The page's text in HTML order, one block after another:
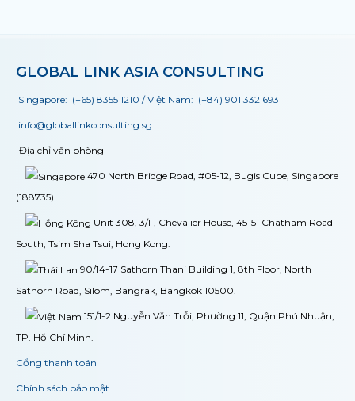
GLOBAL LINK ASIA CONSULTING
Singapore: (+65) 8355 1210 / Việt Nam: (+84) 901 332 693
info@globallinkconsulting.sg
Địa chỉ văn phòng
470 North Bridge Road, #05-12, Bugis Cube, Singapore
(188735).
Unit 308, 3/F, Chevalier House, 45-51 Chatham Road
South, Tsim Sha Tsui, Hong Kong.
90/14-17 Sathorn Thani Building 1, 8th Floor, North
Sathorn Road, Silom, Bangrak, Bangkok 10500.
151/1-2 Nguyễn Văn Trỗi, Phường 11, Quận Phú Nhuận,
TP. Hồ Chí Minh.
Cổng thanh toán
Chính sách bảo mật